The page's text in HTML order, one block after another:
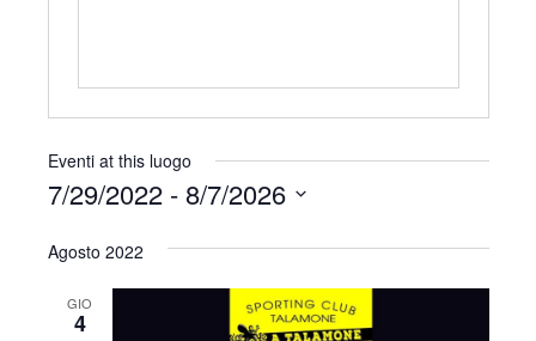
Eventi at this luogo
7/29/2022 - 8/7/2026
e
Agosto 2022
GIO
4